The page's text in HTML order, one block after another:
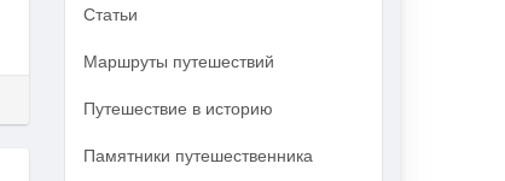
Статьи
Маршруты путешествий
Путешествие в историю
Памятники путешественника